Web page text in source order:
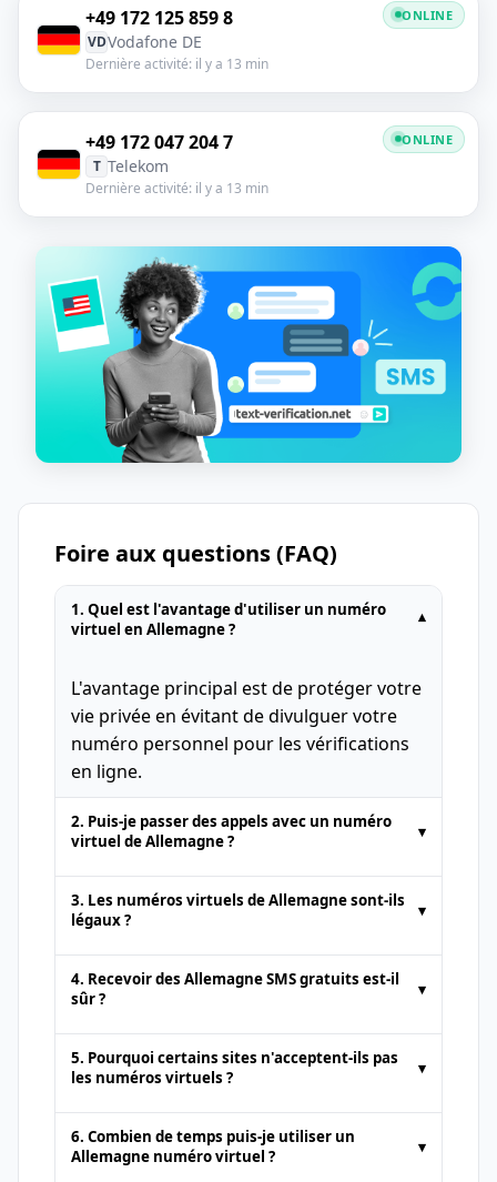
+49 172 125 859 8
VDVodafone DE
Dernière activité: il y a 13 min
ONLINE
+49 172 047 204 7
T Telekom
Dernière activité: il y a 13 min
ONLINE
Foire aux questions (FAQ)
1. Quel est l'avantage d'utiliser un numéro
virtuel en Allemagne ?
▾
L'avantage principal est de protéger votre
vie privée en évitant de divulguer votre
numéro personnel pour les vérifications
en ligne.
2. Puis-je passer des appels avec un numéro
virtuel de Allemagne ?
▾
Les numéros temporaires fournis par les
plateformes de SMS en ligne sont
réception de SMS. Les appels vocaux ou
l'envoi de SMS standard ne sont pas pris
en charge.
3. Les numéros virtuels de Allemagne sont-ils
légaux ?
▾
Oui. Les numéros virtuels de Allemagne
sont tout à fait légaux pour des activités
ou l'activation de comptes web.
4. Recevoir des Allemagne SMS gratuits est-il
sûr ?
▾
Il est sûr d'utiliser des numéros virtuels
pour recevoir des SMS, à condition de
les utiliser pour des informations
sensibles.
5. Pourquoi certains sites n'acceptent-ils pas
les numéros virtuels ?
▾
Certains sites bloquent les numéros
provenant de plateformes
6. Combien de temps puis-je utiliser un
Allemagne numéro virtuel ?
▾